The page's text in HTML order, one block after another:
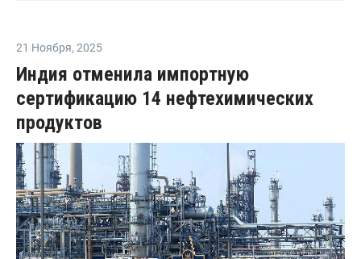
21 Ноября, 2025
Индия отменила импортную
сертификацию 14 нефтехимических
продуктов